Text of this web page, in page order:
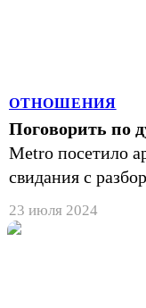
ОТНОШЕНИЯ
Поговорить по
Metro посетило
свидания с
23 июля 2024